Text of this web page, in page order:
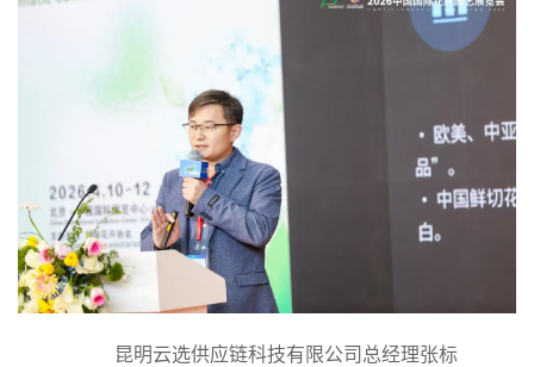
昆明云选供应链科技有限公司总经理张标